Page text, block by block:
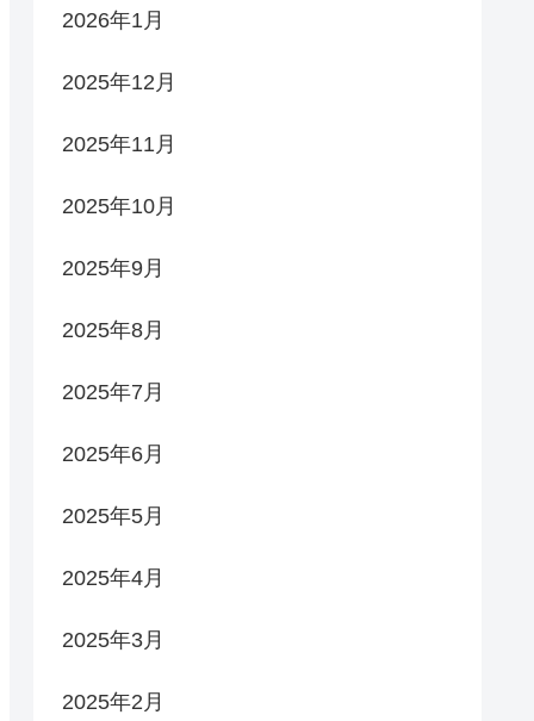
2026年1月
2025年12月
2025年11月
2025年10月
2025年9月
2025年8月
2025年7月
2025年6月
2025年5月
2025年4月
2025年3月
2025年2月